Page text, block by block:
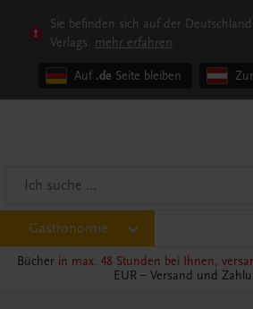
Sie befinden sich auf der
Verlags. mehr erfahren
Auf .de Seite bleiben Zur
Gastronomie
Bücher in max. 48 Stunden bei Ihnen,
EUR – Versand und